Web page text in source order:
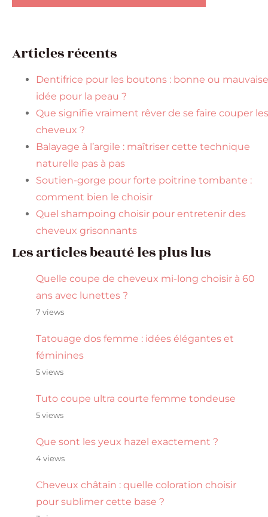
Articles récents
Dentifrice pour les boutons : bonne ou mauvaise
idée pour la peau ?
Que signifie vraiment rêver de se faire couper les
cheveux ?
Balayage à l’argile : maîtriser cette technique
naturelle pas à pas
Soutien-gorge pour forte poitrine tombante :
comment bien le choisir
Quel shampoing choisir pour entretenir des
cheveux grisonnants
Les articles beauté les plus lus
Quelle coupe de cheveux mi-long choisir à 60
ans avec lunettes ?
7 views
Tatouage dos femme : idées élégantes et
féminines
5 views
Tuto coupe ultra courte femme tondeuse
5 views
Que sont les yeux hazel exactement ?
4 views
Cheveux châtain : quelle coloration choisir
pour sublimer cette base ?